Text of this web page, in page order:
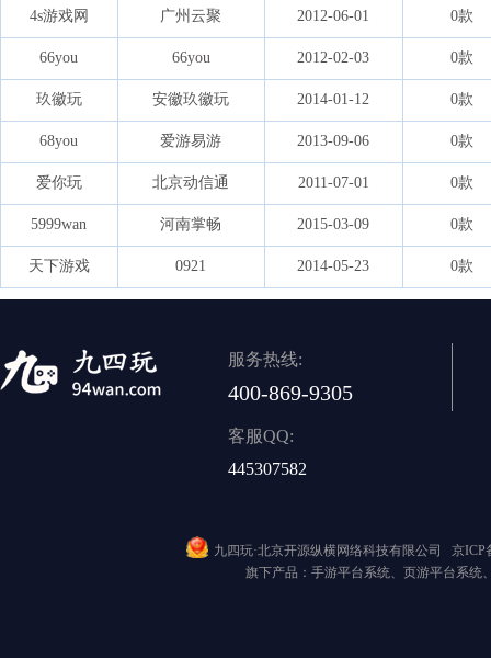
4s游戏网 广州云聚 2012-06-01 0款
66you 66you 2012-02-03 0款
玖徽玩 安徽玖徽玩 2014-01-12 0款
68you 爱游易游 2013-09-06 0款
爱你玩 北京动信通 2011-07-01 0款
5999wan 河南掌畅 2015-03-09 0款
天下游戏 0921 2014-05-23 0款
服务热线:
400-869-9305
客服QQ:
445307582
九四玩·北京开源纵横网络科技有限公司京ICP
旗下产品：手游平台系统、页游平台系统